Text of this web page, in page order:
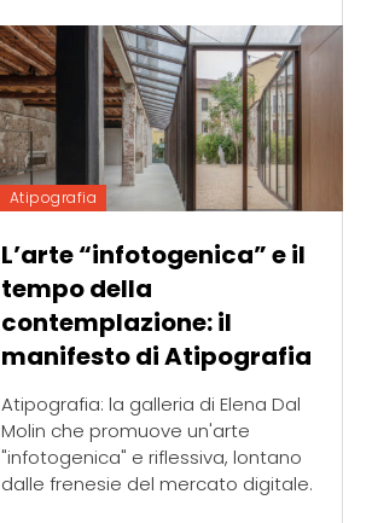
Atipografia
L’arte “infotogenica” e il
tempo della
contemplazione: il
manifesto di Atipografia
Atipografia: la galleria di Elena Dal
Molin che promuove un'arte
"infotogenica" e riflessiva, lontano
dalle frenesie del mercato digitale.